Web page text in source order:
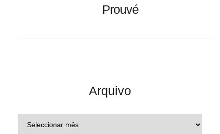
Prouvé
Arquivo